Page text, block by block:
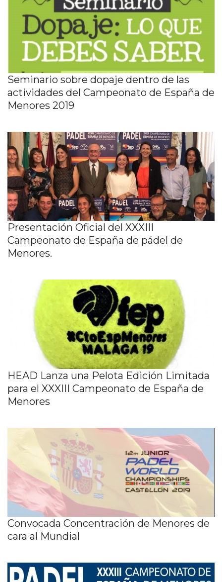
Seminario sobre dopaje dentro de las
actividades del Campeonato de España de
Menores 2019
Presentación Oficial del XXXIII
Campeonato de España de pádel de
Menores.
HEAD Lanza una Pelota Edición Limitada
para el XXXIII Campeonato de España de
Menores
Convocada Concentración de Menores de
cara al Mundial